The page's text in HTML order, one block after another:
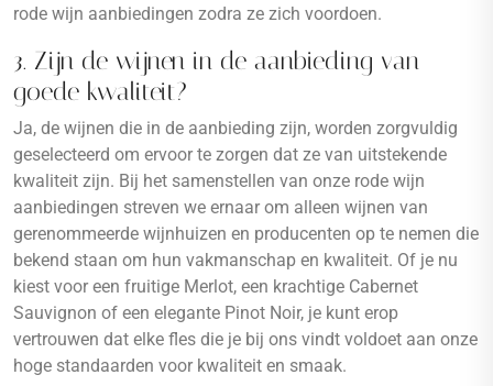
rode wijn aanbiedingen zodra ze zich voordoen.
3. Zijn de wijnen in de aanbieding van
goede kwaliteit?
Ja, de wijnen die in de aanbieding zijn, worden zorgvuldig
geselecteerd om ervoor te zorgen dat ze van uitstekende
kwaliteit zijn. Bij het samenstellen van onze rode wijn
aanbiedingen streven we ernaar om alleen wijnen van
gerenommeerde wijnhuizen en producenten op te nemen die
bekend staan om hun vakmanschap en kwaliteit. Of je nu
kiest voor een fruitige Merlot, een krachtige Cabernet
Sauvignon of een elegante Pinot Noir, je kunt erop
vertrouwen dat elke fles die je bij ons vindt voldoet aan onze
hoge standaarden voor kwaliteit en smaak.